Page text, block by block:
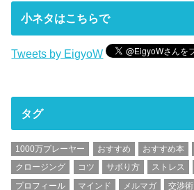
小ネタはこちらで
Tweets by EigyoW
タグ
1000万プレーヤー おすすめ おすすめ本
クロージング
コツ サボり方 ストレス
プロフィール
マインド メルマガ 交渉術